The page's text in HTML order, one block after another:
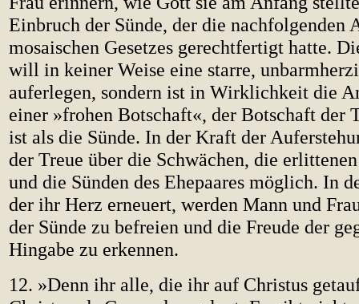
Einbruch der Sünde, der die nachfolgenden
mosaischen Gesetzes gerechtfertigt hatte.
will in keiner Weise eine starre,
auferlegen, sondern ist in Wirklichkeit die
einer »frohen Botschaft«, der Botschaft der
ist als die Sünde. In der Kraft der
der Treue über die Schwächen, die
und die Sünden des Ehepaares möglich. In
der ihr Herz erneuert, werden Mann und
der Sünde zu befreien und die Freude der
Hingabe zu erkennen.
12. »Denn ihr alle, die ihr auf Christus